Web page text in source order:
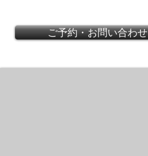
ご予約・お問い合わせ